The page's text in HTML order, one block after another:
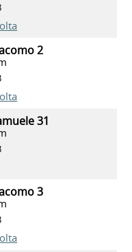
2
31
3